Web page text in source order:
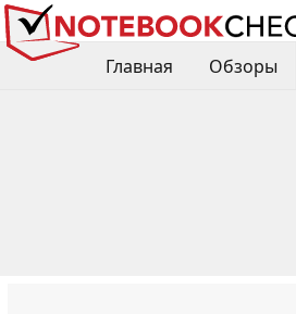
Главная Обзоры